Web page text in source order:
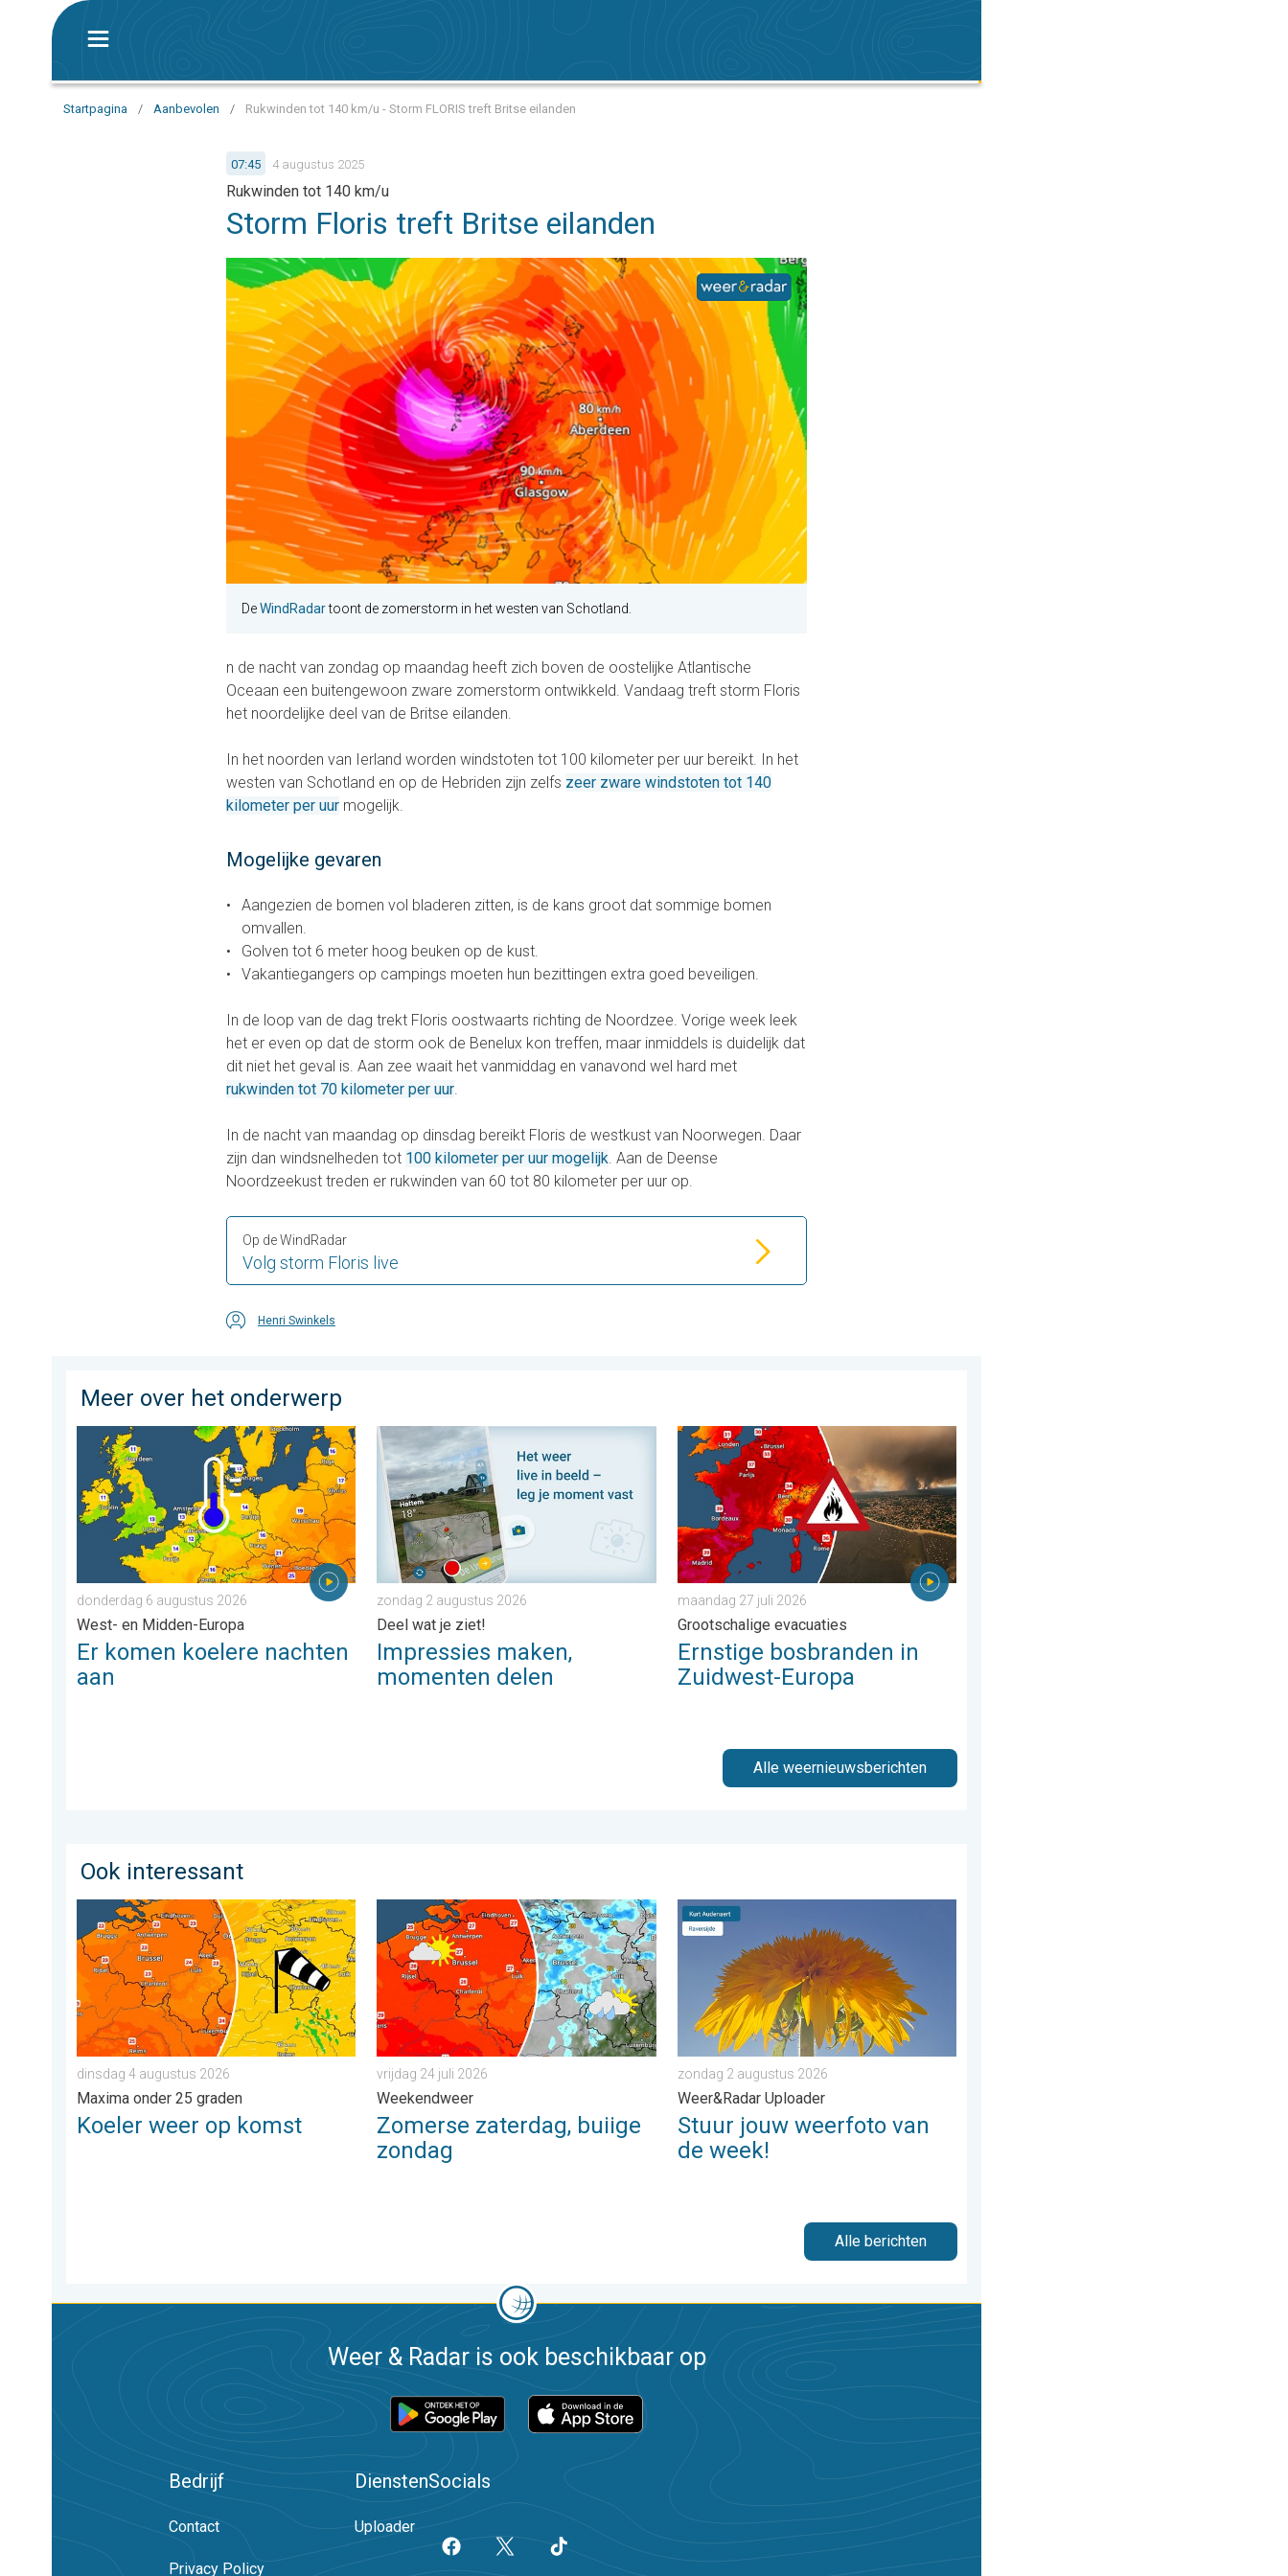
Startpagina / Aanbevolen / Rukwinden tot 140 km/u - Storm FLORIS treft Britse eilanden
07:45 4 augustus 2025
Rukwinden tot 140 km/u
Storm Floris treft Britse eilanden
DeWindRadartoont de zomerstorm in het westen van Schotland.
n de nacht van zondag op maandag heeft zich boven de oostelijke Atlantische
Oceaan een buitengewoon zware zomerstorm ontwikkeld. Vandaag treft storm Floris
het noordelijke deel van de Britse eilanden.
In het noorden van Ierland worden windstoten tot 100 kilometer per uur bereikt. In het
westen van Schotland en op de Hebriden zijn zelfs zeer zware windstoten tot 140
kilometer per uur mogelijk.
Mogelijke gevaren
Aangezien de bomen vol bladeren zitten, is de kans groot dat sommige bomen
omvallen.
Golven tot 6 meter hoog beuken op de kust.
Vakantiegangers op campings moeten hun bezittingen extra goed beveiligen.
In de loop van de dag trekt Floris oostwaarts richting de Noordzee. Vorige week leek
het er even op dat de storm ook de Benelux kon treffen, maar inmiddels is duidelijk dat
dit niet het geval is. Aan zee waait het vanmiddag en vanavond wel hard met
rukwinden tot 70 kilometer per uur.
In de nacht van maandag op dinsdag bereikt Floris de westkust van Noorwegen. Daar
zijn dan windsnelheden tot 100 kilometer per uur mogelijk. Aan de Deense
Noordzeekust treden er rukwinden van 60 tot 80 kilometer per uur op.
Volg storm Floris live
Op de WindRadar
Henri Swinkels
Meer over het onderwerp
Er komen koelere nachten aan. West- en Midden-Europa. . . donderdag 6 augustus 2026
donderdag 6 augustus 2026
West- en Midden-Europa
Er komen koelere nachten
aan
Impressies maken, momenten delen. Deel wat je ziet!. . . zondag 2 augustus 2026
zondag 2 augustus 2026
Deel wat je ziet!
Impressies maken,
momenten delen
Ernstige bosbranden in Zuidwest-Europa. Grootschalige evacuaties. . . maandag 27 juli
maandag 27 juli 2026
Grootschalige evacuaties
Ernstige bosbranden in
Zuidwest-Europa
Alle weernieuwsberichten
Ook interessant
Koeler weer op komst. Maxima onder 25 graden. . . dinsdag 4 augustus 2026
dinsdag 4 augustus 2026
Maxima onder 25 graden
Koeler weer op komst
Zomerse zaterdag, buiige zondag. Weekendweer. . . vrijdag 24 juli 2026
vrijdag 24 juli 2026
Weekendweer
Zomerse zaterdag, buiige
zondag
Stuur jouw weerfoto van de week!. Weer&Radar Uploader. . . zondag 2 augustus 2026
zondag 2 augustus 2026
Weer&Radar Uploader
Stuur jouw weerfoto van
de week!
Alle berichten
Weer & Radar is ook beschikbaar op
Bedrijf
Contact
Privacy Policy
Diensten
Uploader
Socials